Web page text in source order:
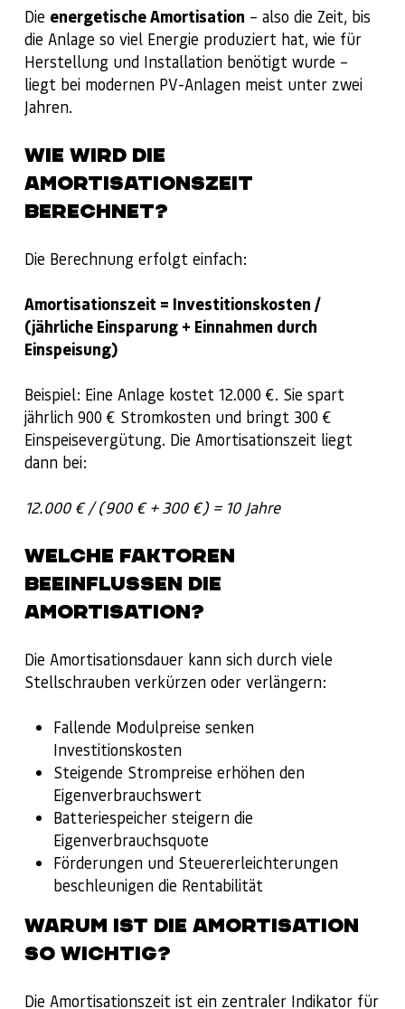
Die energetische Amortisation – also die Zeit, bis
die Anlage so viel Energie produziert hat, wie für
Herstellung und Installation benötigt wurde –
liegt bei modernen PV-Anlagen meist unter zwei
Jahren.
WIE WIRD DIE
AMORTISATIONSZEIT
BERECHNET?
Die Berechnung erfolgt einfach:
Amortisationszeit = Investitionskosten /
(jährliche Einsparung + Einnahmen durch
Einspeisung)
Beispiel: Eine Anlage kostet 12.000 €. Sie spart
jährlich 900 € Stromkosten und bringt 300 €
Einspeisevergütung. Die Amortisationszeit liegt
dann bei:
12.000 € / (900 € + 300 €) = 10 Jahre
WELCHE FAKTOREN
BEEINFLUSSEN DIE
AMORTISATION?
Die Amortisationsdauer kann sich durch viele
Stellschrauben verkürzen oder verlängern:
Fallende Modulpreise senken
Investitionskosten
Steigende Strompreise erhöhen den
Eigenverbrauchswert
Batteriespeicher steigern die
Eigenverbrauchsquote
Förderungen und Steuererleichterungen
beschleunigen die Rentabilität
WARUM IST DIE AMORTISATION
SO WICHTIG?
Die Amortisationszeit ist ein zentraler Indikator für